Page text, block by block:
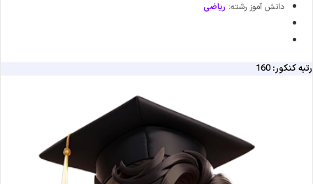
دانش آموز رشته: ریاضی
رتبه کنکور: 160